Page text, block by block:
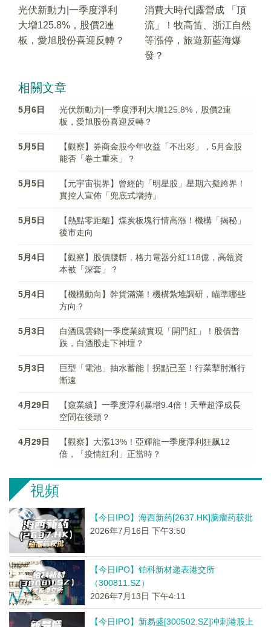
光伏新動力|一季度淨利
大增125.8%，股價2連
板，愛旭股份喜迎反轉？
消費大時代|露營成 「頂
流」！牧高笛、浙江自然
等漲停，旅遊新藍海爆
發？
相關文章
5月6日
光伏新動力|一季度淨利大增125.8%，股價2連
板，愛旭股份喜迎反轉？
5月5日
【觀察】券商金股今年收益「不出彩」，5月金股
能否「卷土重來」？
5月5日
【元宇宙視界】曾經的「明星股」星期六擬跨界！
實控人宣佈「兜底式增持」
5月5日
【熱點零距離】煤炭板塊行情高漲！機構「揭秘」
後市走向
5月4日
【觀察】股價腰斬，格力電器分紅118億，高瓴資
本被「深套」？
5月4日
【機構動向】幹貨滿滿！機構紮堆調研，瞄準哪些
方向？
5月3日
白酒風雲錄|一季度業績實現「開門紅」！股價普
跌，白酒股走下神壇？
5月3日
巨型「電池」抽水蓄能丨拐點已至！行業掣肘漸行
漸遠
4月29日
【窺業績】一季度淨利暴增9.4倍！天華超淨成長
空間在後頭？
4月29日
【觀察】大漲13%！亞輝龍一季度淨利狂飙12
倍，「疫情紅利」正當時？
視頻
【今日IPO】海西新药[2637.HK]脑瘤药获批
2026年7月16日 下午3:50
【今日IPO】铂科新材递表港交所
（300811.SZ）
2026年7月13日 下午4:11
【今日IPO】新易盛[300502.SZ]冲刺港股上